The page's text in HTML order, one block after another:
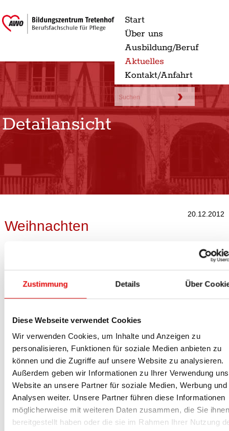
Zustimmung Details Über
Diese Webseite verwendet Cookies
Wir verwenden Cookies, um Inhalte und Anzeigen zu
personalisieren, Funktionen für soziale Medien anbieten zu
können und die Zugriffe auf unsere Website zu analysieren.
Außerdem geben wir Informationen zu Ihrer Verwendung
Website an unsere Partner für soziale Medien, Werbung und
Analysen weiter. Unsere Partner führen diese Informationen
möglicherweise mit weiteren Daten zusammen, die Sie ihnen
bereitgestellt haben oder die sie im Rahmen Ihrer Nutzung
Detailansicht
Start
Über uns
Ausbildung/Beruf
Aktuelles
Kontakt/Anfahrt
20.12.2012
Weihnachten
Sinnend geh‘ ich durch die Gassen,
... Alles sieht so festlich aus.
An den Fenstern haben Frauen
Tausend Kindlein stehn und schauen,
Und ich wandre aus den Mauern
Bis hinaus ins freie Feld,
Hehres Glänzen, heil‘ges Schauern!
Wie so weit und still die Welt!
Sterne hoch die Kreise schlingen,
Aus des Schnees Einsamkeit
Steigt‘s wie wunderbares Singen -
O du gnadenreiche Zeit!